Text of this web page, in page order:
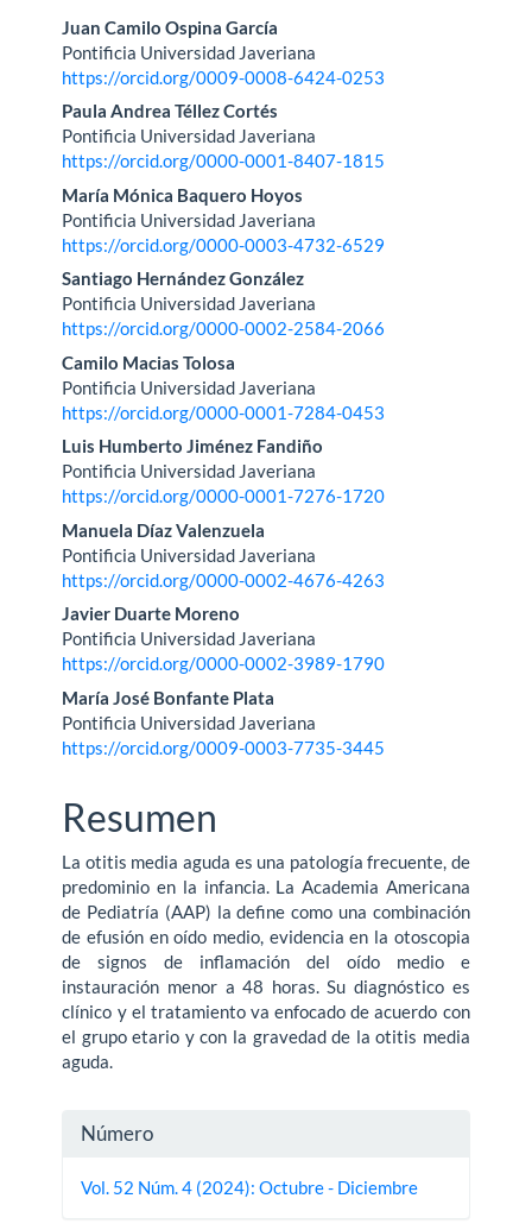
Contenido
principal
del
artículo
Juan Camilo Ospina García
Pontificia Universidad Javeriana
https://orcid.org/0009-0008-6424-0253
Paula Andrea Téllez Cortés
Pontificia Universidad Javeriana
https://orcid.org/0000-0001-8407-1815
María Mónica Baquero Hoyos
Pontificia Universidad Javeriana
https://orcid.org/0000-0003-4732-6529
Santiago Hernández González
Pontificia Universidad Javeriana
https://orcid.org/0000-0002-2584-2066
Camilo Macias Tolosa
Pontificia Universidad Javeriana
https://orcid.org/0000-0001-7284-0453
Luis Humberto Jiménez Fandiño
Pontificia Universidad Javeriana
https://orcid.org/0000-0001-7276-1720
Manuela Díaz Valenzuela
Pontificia Universidad Javeriana
https://orcid.org/0000-0002-4676-4263
Javier Duarte Moreno
Pontificia Universidad Javeriana
https://orcid.org/0000-0002-3989-1790
María José Bonfante Plata
Pontificia Universidad Javeriana
https://orcid.org/0009-0003-7735-3445
Resumen
La otitis media aguda es una patología frecuente, de
predominio en la infancia. La Academia Americana
de Pediatría (AAP) la define como una combinación
de efusión en oído medio, evidencia en la otoscopia
de signos de inflamación del oído medio e
instauración menor a 48 horas. Su diagnóstico es
clínico y el tratamiento va enfocado de acuerdo con
el grupo etario y con la gravedad de la otitis media
aguda.
Detalles
del
Número
Vol. 52 Núm. 4 (2024): Octubre - Diciembre